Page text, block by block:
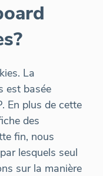
La
est basée
En plus de cette
des
fin, nous
lesquels seul
sur la manière